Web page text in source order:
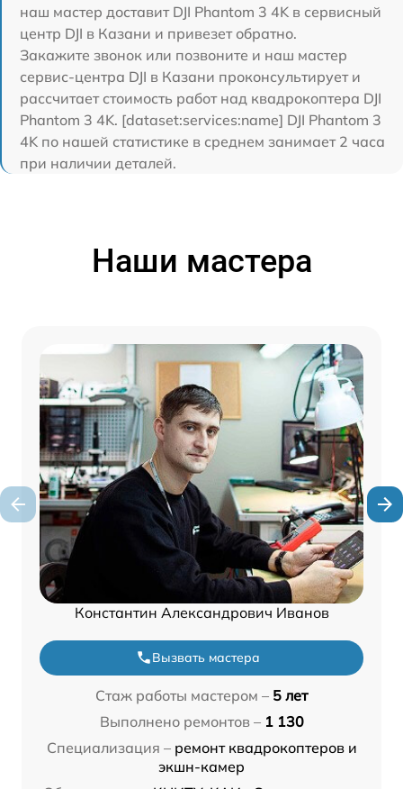
наш мастер доставит DJI Phantom 3 4K в сервисный
центр DJI в Казани и привезет обратно.
Закажите звонок или позвоните и наш мастер
сервис-центра DJI в Казани проконсультирует и
рассчитает стоимость работ над квадрокоптера DJI
Phantom 3 4K. [dataset:services:name] DJI Phantom 3
4K по нашей статистике в среднем занимает 2 часа
при наличии деталей.
Наши мастера
Константин Александрович Иванов
Вызвать мастера
Стаж работы мастером – 5 лет
Выполнено ремонтов – 1 130
Специализация – ремонт квадрокоптеров и
экшн-камер